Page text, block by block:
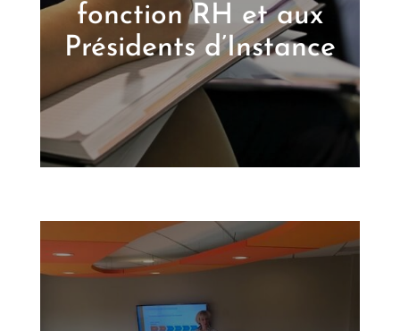
fonction RH et aux
Présidents d’Instance